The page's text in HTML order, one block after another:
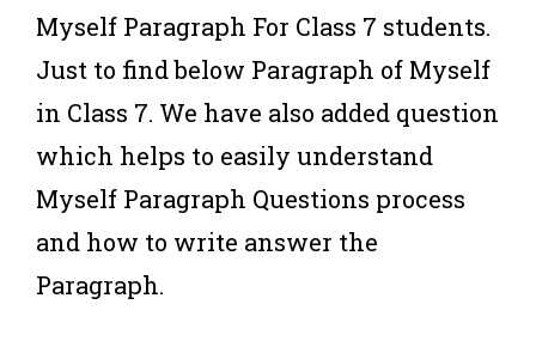
Myself Paragraph For Class 7 students.
Just to find below Paragraph of Myself
in Class 7. We have also added question
which helps to easily understand
Myself Paragraph Questions process
and how to write answer the
Paragraph.